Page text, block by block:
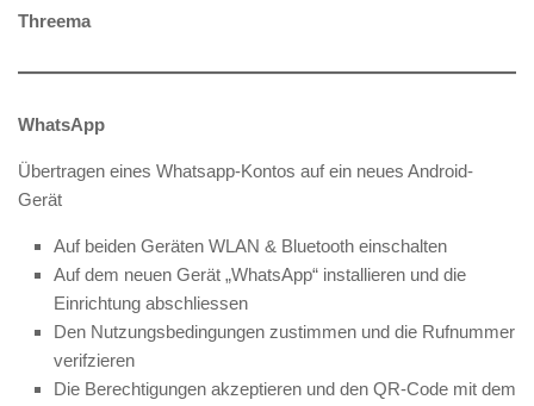
Threema
WhatsApp
Übertragen eines Whatsapp-Kontos auf ein neues Android-
Gerät
Auf beiden Geräten WLAN & Bluetooth einschalten
Auf dem neuen Gerät „WhatsApp“ installieren und die
Einrichtung abschliessen
Den Nutzungsbedingungen zustimmen und die Rufnummer
verifzieren
Die Berechtigungen akzeptieren und den QR-Code mit dem